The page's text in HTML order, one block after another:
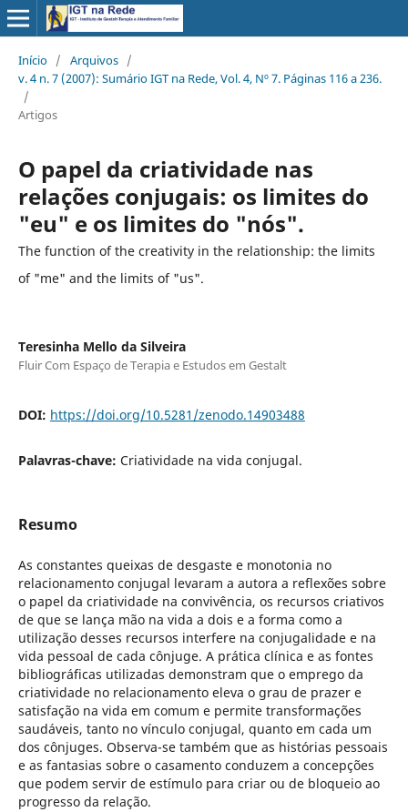
Início / Arquivos /
v. 4 n. 7 (2007): Sumário IGT na Rede, Vol. 4, Nº 7. Páginas 116 a 236.
/
Artigos
O papel da criatividade nas
relações conjugais: os limites do
"eu" e os limites do "nós".
The function of the creativity in the relationship: the limits
of "me" and the limits of "us".
Teresinha Mello da Silveira
Fluir Com Espaço de Terapia e Estudos em Gestalt
DOI: https://doi.org/10.5281/zenodo.14903488
Palavras-chave: Criatividade na vida conjugal.
Resumo
As constantes queixas de desgaste e monotonia no
relacionamento conjugal levaram a autora a reflexões sobre
o papel da criatividade na convivência, os recursos criativos
de que se lança mão na vida a dois e a forma como a
utilização desses recursos interfere na conjugalidade e na
vida pessoal de cada cônjuge. A prática clínica e as fontes
bibliográficas utilizadas demonstram que o emprego da
criatividade no relacionamento eleva o grau de prazer e
satisfação na vida em comum e permite transformações
saudáveis, tanto no vínculo conjugal, quanto em cada um
dos cônjuges. Observa-se também que as histórias pessoais
e as fantasias sobre o casamento conduzem a concepções
que podem servir de estímulo para criar ou de bloqueio ao
progresso da relação.